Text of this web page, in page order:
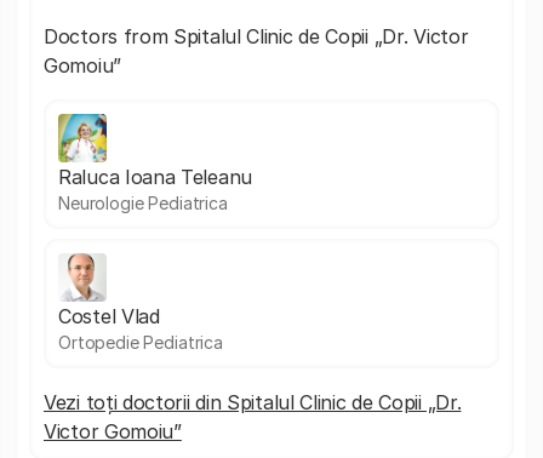
Doctors from Spitalul Clinic de Copii „Dr. Victor
Gomoiu”
Raluca Ioana Teleanu
Neurologie Pediatrica
Costel Vlad
Ortopedie Pediatrica
Vezi toți doctorii din Spitalul Clinic de Copii „Dr.
Victor Gomoiu”